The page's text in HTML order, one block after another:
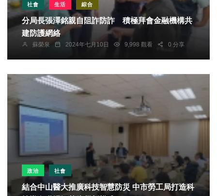
社會 生活 綜合
分局長張澤銘親自阻詐防詐 積極拜會金融機構共
建防護網絡
蘇榮泉 2024年七月10日 9,998 觀看 0 分享
政治 社會
結合中山醫大推廣科技智慧防災 中市勞工局打造科